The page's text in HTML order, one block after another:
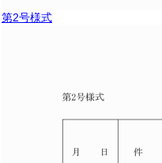
第2号様式